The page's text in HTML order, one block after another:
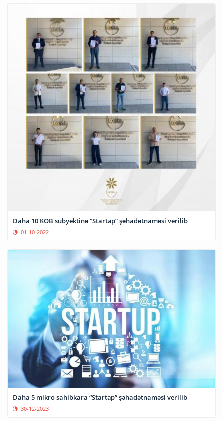
Daha 10 KOB subyektinə “Startap” şəhadətnaməsi verilib
01-10-2022
Daha 5 mikro sahibkara “Startap” şəhadətnaməsi verilib
30-12-2023